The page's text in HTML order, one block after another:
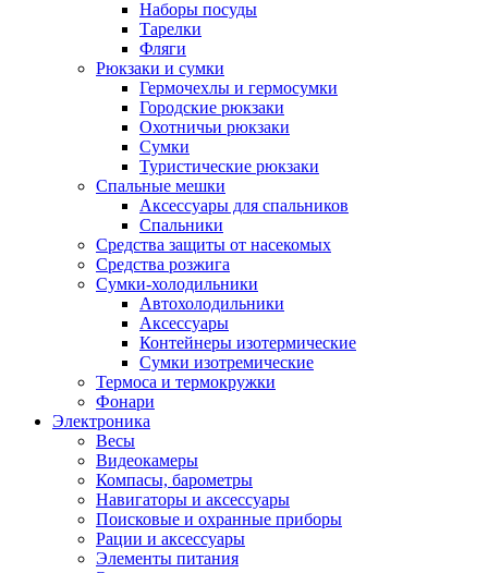
Наборы посуды
Тарелки
Фляги
Рюкзаки и сумки
Гермочехлы и гермосумки
Городские рюкзаки
Охотничьи рюкзаки
Сумки
Туристические рюкзаки
Спальные мешки
Аксессуары для спальников
Спальники
Средства защиты от насекомых
Средства розжига
Сумки-холодильники
Автохолодильники
Аксессуары
Контейнеры изотермические
Сумки изотремические
Термоса и термокружки
Фонари
Электроника
Весы
Видеокамеры
Компасы, барометры
Навигаторы и аксессуары
Поисковые и охранные приборы
Рации и аксессуары
Элементы питания